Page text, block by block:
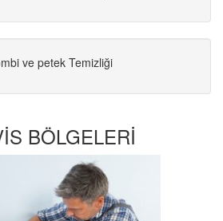
ve petek Temizliği
BÖLGELERİ